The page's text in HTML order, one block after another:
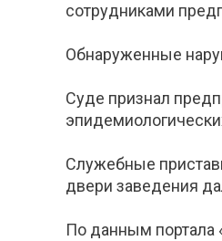
сотрудниками
Обнаруженные
Суде признал
Служебные
двери заведения
По данным портала